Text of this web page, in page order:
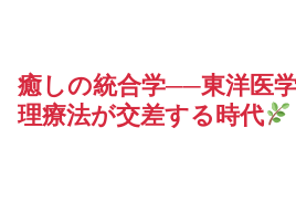
癒しの統合学──東洋医
理療法が交差する時代